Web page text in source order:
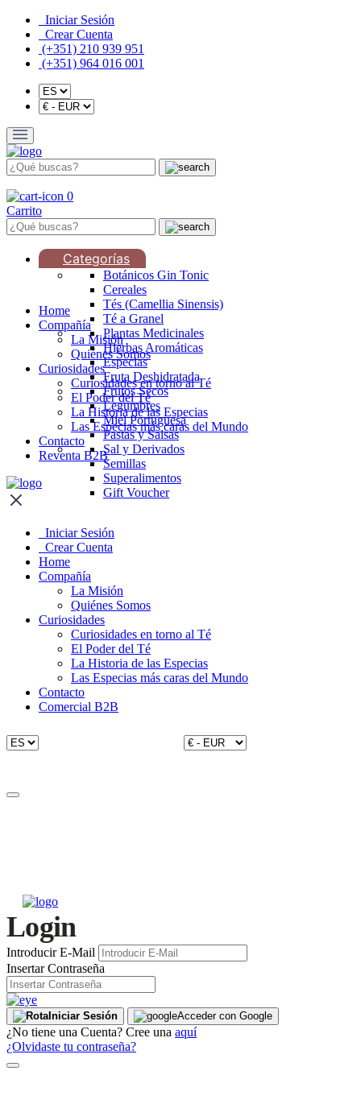
Iniciar Sesión
Crear Cuenta
(+351) 210 939 951
(+351) 964 016 001
0
Carrito
Categorías
Botánicos Gin Tonic
Cereales
Tés (Camellia Sinensis)
Té a Granel
Plantas Medicinales
Hierbas Aromáticas
Especias
Fruta Deshidratada
Frutos Secos
Legumbres
Miel Portuguesa
Pastas y Salsas
Sal y Derivados
Semillas
Superalimentos
Gift Voucher
Home
Compañía
La Misión
Quiénes Somos
Curiosidades
Curiosidades en torno al Té
El Poder del Té
La Historia de las Especias
Las Especias más caras del Mundo
Contacto
Reventa B2B
Iniciar Sesión
Crear Cuenta
Home
Compañía
La Misión
Quiénes Somos
Curiosidades
Curiosidades en torno al Té
El Poder del Té
La Historia de las Especias
Las Especias más caras del Mundo
Contacto
Comercial B2B
Login
Introducir E-Mail
Insertar Contraseña
Iniciar Sesión Acceder con Google
¿No tiene una Cuenta? Cree una aquí
¿Olvidaste tu contraseña?